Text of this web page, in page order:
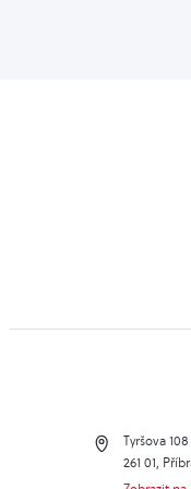
Tyršova 108
261 01,